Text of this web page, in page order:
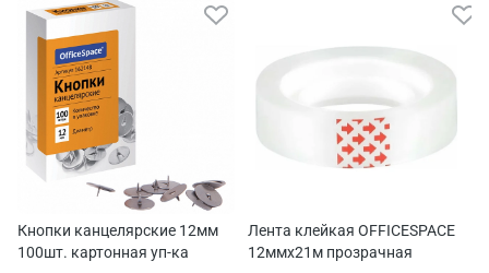
Кнопки канцелярские 12мм
100шт. картонная уп-ка
Лента клейкая OFFICESPACE
12ммх21м прозрачная